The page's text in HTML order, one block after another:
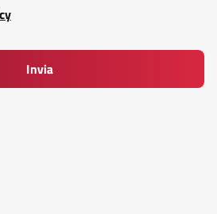
Invia